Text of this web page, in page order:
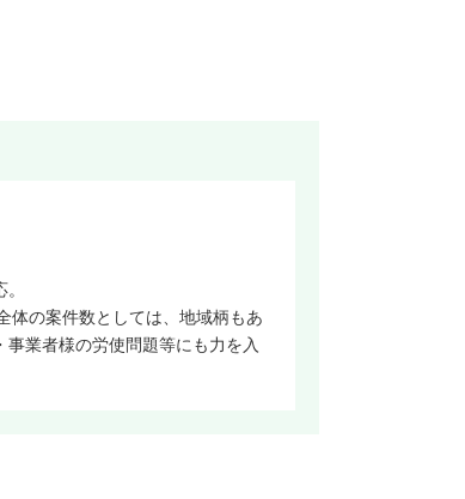
体の案件数としては、地域柄もあ
業者様の労使問題等にも力を入